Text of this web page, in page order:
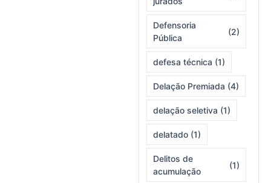
Defensoria
Pública
(2)
defesa técnica (1)
Delação Premiada (4)
delação seletiva (1)
delatado (1)
Delitos de
acumulação
(1)